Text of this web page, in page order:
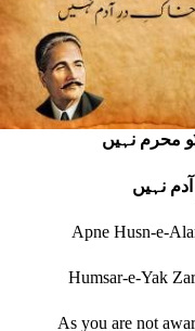
محرم نہیں
نہیں
Apne Husn-e-
Humsar-e-Yak
As you are not